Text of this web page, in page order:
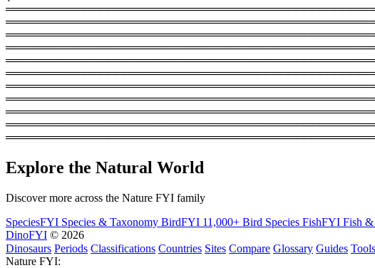
Explore the Natural World
Discover more across the Nature FYI family
SpeciesFYI Species & Taxonomy BirdFYI 11,000+ Bird Species FishFYI Fish
DinoFYI © 2026
Dinosaurs Periods Classifications Countries Sites Compare Glossary Guides Tools
Nature FYI: